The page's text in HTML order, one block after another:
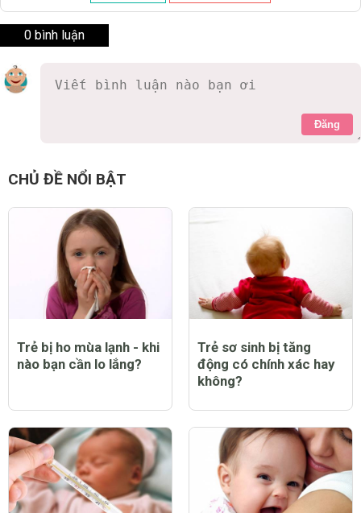
0 bình luận
Đăng
CHỦ ĐỀ NỔI BẬT
Trẻ bị ho mùa lạnh - khi
nào bạn cần lo lắng?
Trẻ sơ sinh bị tăng
động có chính xác hay
không?